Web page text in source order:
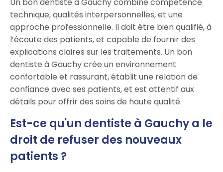
Un bon dentiste à Gauchy combine compétence
technique, qualités interpersonnelles, et une
approche professionnelle. Il doit être bien qualifié, à
l’écoute des patients, et capable de fournir des
explications claires sur les traitements. Un bon
dentiste à Gauchy crée un environnement
confortable et rassurant, établit une relation de
confiance avec ses patients, et est attentif aux
détails pour offrir des soins de haute qualité.
Est-ce qu'un dentiste à Gauchy a le
droit de refuser des nouveaux
patients ?